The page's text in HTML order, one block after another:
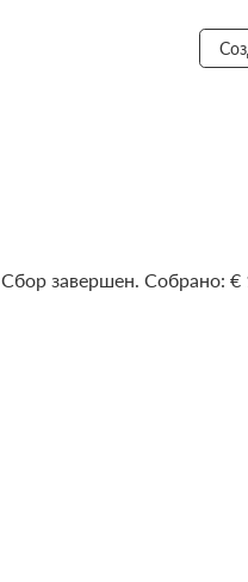
Сбор завершен. Собрано: €